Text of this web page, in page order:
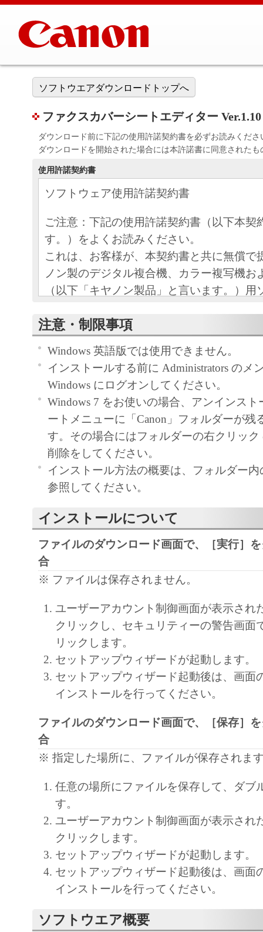
ソフトウエアダウンロードトップへ
ファクスカバーシートエディター Ver.1.10
ダウンロード前に下記の使用許諾契約書を必ずお読みくださ
ダウンロードを開始された場合には本許諾書に同意された
使用許諾契約書
ソフトウェア使用許諾契約書
ご注意：下記の使用許諾契約書（以下本契
す。）をよくお読みください。
これは、お客様が、本契約書と共に無償で
ノン製のデジタル複合機、カラー複写機お
（以下「キヤノン製品」と言います。）用
以下「本ソフトウェア」と言います。）を
す。）との間の契約書です。
お客様は、『同意』を示す下記のボタンを
点、または「本ソフトウェア」のインスト
をもって、本契約書に同意したことになり
お客様が本契約書に同意できない場合、「
ア」を使用することはできません。
１．許諾
のために、「キヤノン製品」に直接または
通じ接続される複数のコンピューター（以
と言います。）において、「本ソフトウェ
契約書においては、「本ソフトウェア」を
の記憶媒体上にインストールすること、ま
ターにおいて表示すること、アクセスする
実行することのいずれも含むものとします
非独占的権利をお客様に対して許諾します
た「指定機器」にネットワークを通じて接
ューター上で、かかるコンピューターの使
「本ソフトウェア」を使用させることがで
を遵守させるとともに、その履行に関し全
を条件とします。
(2) お客様は、上記(1)に基づいて「本ソフ
部、複製することができます。
(3) 上記(1)および(2)に定める場合を除き、
ヤノンのライセンサーのいかなる知的財産
と黙示たるとを問わず、本契約書によって
るいは許諾されるものではありません。
２．制限
くは貸与その他の方法により、第三者に「
注意・制限事項
Windows 英語版では使用できません。
インストールする前に Administrators のメ
Windows にログオンしてください。
Windows 7 をお使いの場合、アンインス
ートメニューに「Canon」フォルダーが残
す。その場合にはフォルダーの右クリッ
削除をしてください。
インストール方法の概要は、フォルダー内
参照してください。
インストールについて
ファイルのダウンロード画面で、［実行］
合
※ ファイルは保存されません。
ユーザーアカウント制御画面が表示され
クリックし、セキュリティーの警告画面
リックします。
セットアップウィザードが起動します。
セットアップウィザード起動後は、画面
インストールを行ってください。
ファイルのダウンロード画面で、［保存］
合
※ 指定した場所に、ファイルが保存されま
任意の場所にファイルを保存して、ダブ
す。
ユーザーアカウント制御画面が表示され
クリックします。
セットアップウィザードが起動します。
セットアップウィザード起動後は、画面
インストールを行ってください。
ソフトウエア概要